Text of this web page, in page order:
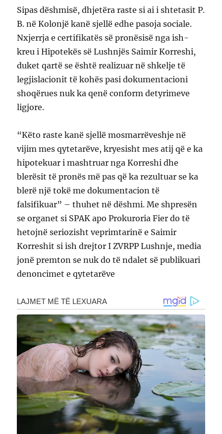
Sipas dëshmisë, dhjetëra raste si ai i shtetasit P.
B. në Kolonjë kanë sjellë edhe pasoja sociale.
Nxjerrja e certifikatës së pronësisë nga ish-
kreu i Hipotekës së Lushnjës Saimir Korreshi,
duket qartë se është realizuar në shkelje të
legjislacionit të kohës pasi dokumentacioni
shoqërues nuk ka qenë conform detyrimeve
ligjore.
“Këto raste kanë sjellë mosmarrëveshje në
vijim mes qytetarëve, kryesisht mes atij që e ka
hipotekuar i mashtruar nga Korreshi dhe
blerësit të pronës më pas që ka rezultuar se ka
blerë një tokë me dokumentacion të
falsifikuar” – thuhet në dëshmi. Me shpresën
se organet si SPAK apo Prokuroria Fier do të
hetojnë seriozisht veprimtarinë e Saimir
Korreshit si ish drejtor I ZVRPP Lushnje, media
jonë premton se nuk do të ndalet së publikuari
denoncimet e qytetarëve